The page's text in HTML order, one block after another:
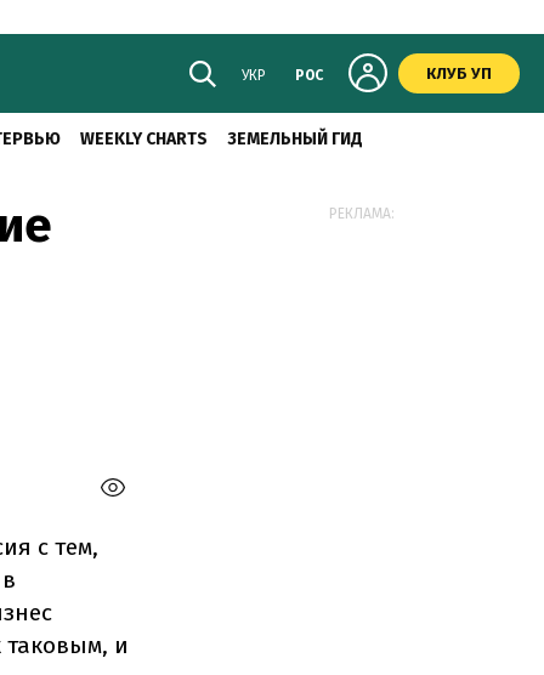
УКР РОС КЛУБ УП
WEEKLY CHARTS ЗЕМЕЛЬНЫЙ ГИД
с тем,
таковым, и
РЕКЛАМА: